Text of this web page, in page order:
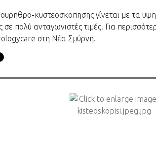
ουρηθρο-κυστεοσκοπησης γίνεται με τα
πολύ ανταγωνιστές τιμές. Για
στη Νέα Σμύρνη.